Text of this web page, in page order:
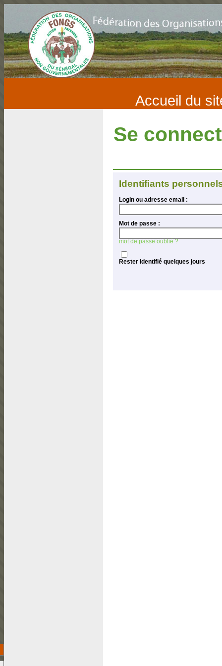
Accueil du
Se
Identifiants
Login ou adresse email :
Mot de passe :
mot de passe oublié ?
Rester identifié quelques jours